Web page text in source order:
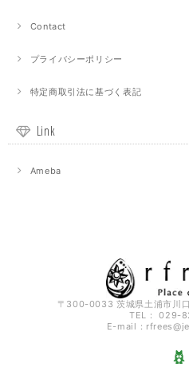
Contact
プライバシーポリシー
特定商取引法に基づく表記
Link
Ameba
〒300-0033 茨城県土浦市川
TEL： 029-
E-mail：